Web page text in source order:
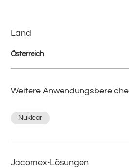
Land
Österreich
Weitere Anwendungsbereiche
Nuklear
Jacomex-Lösungen